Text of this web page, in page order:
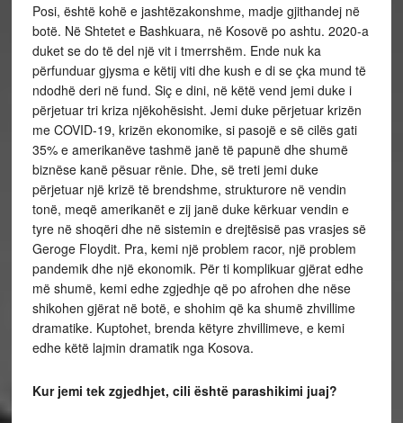
Posi, është kohë e jashtëzakonshme, madje gjithandej në
botë. Në Shtetet e Bashkuara, në Kosovë po ashtu. 2020-a
duket se do të del një vit i tmerrshëm. Ende nuk ka
përfunduar gjysma e këtij viti dhe kush e di se çka mund të
ndodhë deri në fund. Siç e dini, në këtë vend jemi duke i
përjetuar tri kriza njëkohësisht. Jemi duke përjetuar krizën
me COVID-19, krizën ekonomike, si pasojë e së cilës gati
35% e amerikanëve tashmë janë të papunë dhe shumë
biznëse kanë pësuar rënie. Dhe, së treti jemi duke
përjetuar një krizë të brendshme, strukturore në vendin
tonë, meqë amerikanët e zij janë duke kërkuar vendin e
tyre në shoqëri dhe në sistemin e drejtësisë pas vrasjes së
Geroge Floydit. Pra, kemi një problem racor, një problem
pandemik dhe një ekonomik. Për ti komplikuar gjërat edhe
më shumë, kemi edhe zgjedhje që po afrohen dhe nëse
shikohen gjërat në botë, e shohim që ka shumë zhvillime
dramatike. Kuptohet, brenda këtyre zhvillimeve, e kemi
edhe këtë lajmin dramatik nga Kosova.
Kur jemi tek zgjedhjet, cili është parashikimi juaj?